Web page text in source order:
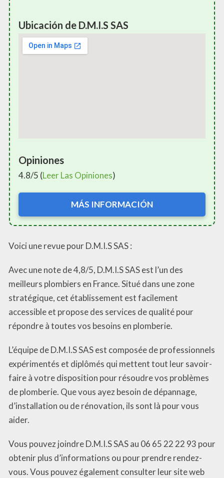
Ubicación de D.M.I.S SAS
Opiniones
4.8/5 (Leer Las Opiniones)
MÁS INFORMACIÓN
Voici une revue pour D.M.I.S SAS :
Avec une note de 4,8/5, D.M.I.S SAS est l’un des
meilleurs plombiers en France. Situé dans une zone
stratégique, cet établissement est facilement
accessible et propose des services de qualité pour
répondre à toutes vos besoins en plomberie.
L’équipe de D.M.I.S SAS est composée de professionnels
expérimentés et diplômés qui mettent tout leur savoir-
faire à votre disposition pour résoudre vos problèmes
de plomberie. Que vous ayez besoin de dépannage,
d’installation ou de rénovation, ils sont là pour vous
aider.
Vous pouvez joindre D.M.I.S SAS au 06 65 22 22 93 pour
obtenir plus d’informations ou pour prendre rendez-
vous. Vous pouvez également consulter leur site web